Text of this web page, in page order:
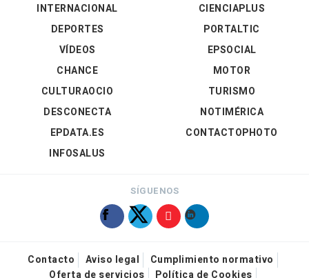
INTERNACIONAL
DEPORTES
VÍDEOS
CIENCIAPLUS
PORTALTIC
EPSOCIAL
CHANCE
CULTURAOCIO
DESCONECTA
EPDATA.ES
INFOSALUS
MOTOR
TURISMO
NOTIMÉRICA
CONTACTOPHOTO
SÍGUENOS
Contacto Aviso legal
Cumplimiento normativo
Oferta de servicios
Política de Cookies